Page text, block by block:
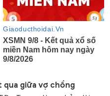
qua giữa vợ chồng